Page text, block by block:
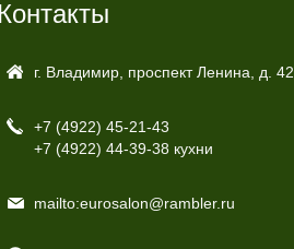
Контакты
г. Владимир, проспект Ленина, д. 42
+7 (4922) 45-21-43
+7 (4922) 44-39-38 кухни
mailto:eurosalon@rambler.ru